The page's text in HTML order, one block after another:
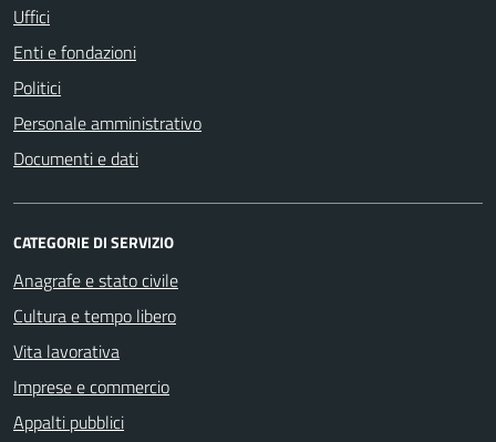
Uffici
Enti e fondazioni
Politici
Personale amministrativo
Documenti e dati
CATEGORIE DI SERVIZIO
Anagrafe e stato civile
Cultura e tempo libero
Vita lavorativa
Imprese e commercio
Appalti pubblici